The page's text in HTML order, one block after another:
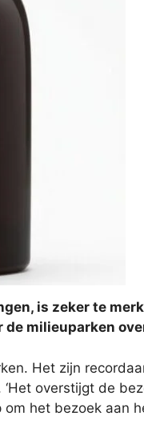
is zeker te
de milieuparken
Het zijn
overstijgt de
het bezoek aan